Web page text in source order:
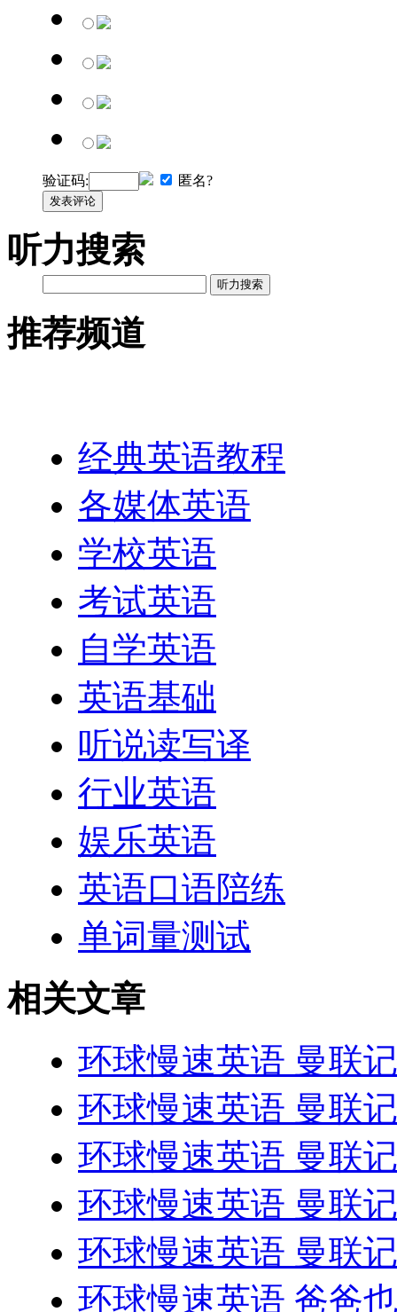
验证码: 匿名?
发表评论
听力搜索
听力搜索
推荐频道
经典英语教程
各媒体英语
学校英语
考试英语
自学英语
英语基础
听说读写译
行业英语
娱乐英语
英语口语陪练
单词量测试
相关文章
环球慢速英语 曼联
环球慢速英语 曼联
环球慢速英语 曼联
环球慢速英语 曼联
环球慢速英语 曼联
环球慢速英语 爸爸